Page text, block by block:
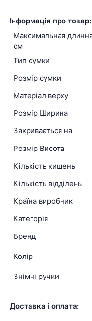
Інформація про товар:
Максимальная
см
Тип сумки
Розмір сумки
Матеріал верху
Розмір Ширина
Закривається на
Розмір Висота
Кількість кишень
Кількість відділень
Країна виробник
Категорія
Бренд
Колір
Знімні ручки
Доставка і оплата: